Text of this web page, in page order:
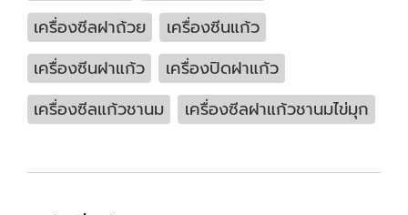
เครื่องซีลฝาถ้วย
เครื่องซีนแก้ว
เครื่องซีนฝาแก้ว
เครื่องปิดฝาแก้ว
เครื่องซีลแก้วชานม
เครื่องซีลฝาแก้วชานมไข่มุก